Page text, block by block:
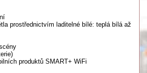
prostřednictvím laditelné bílé: teplá bílá až
produktů SMART+ WiFi